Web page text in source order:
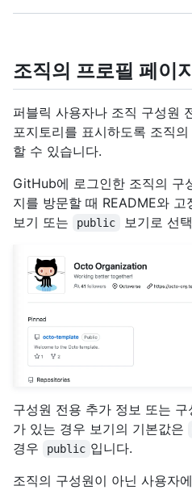
조직의 프로필 페이
퍼블릭 사용자나 조직 구성원
포지토리를 표시하도록 조직
할 수 있습니다.
GitHub에 로그인한 조직의 구
지를 방문할 때 README와 고
보기 또는 public 보기로 선
구성원 전용 추가 정보 또는
가 있는 경우 보기의 기본값은
경우
public 입니다.
조직의 구성원이 아닌 사용자